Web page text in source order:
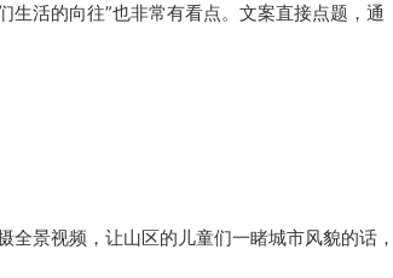
生活的向往”也非常有看点。文案直接点题，通
景视频，让山区的儿童们一睹城市风貌的话，